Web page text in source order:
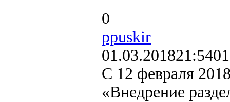
0
ppuskir
01.03.201821:54
С 12 февраля
«Внедрение